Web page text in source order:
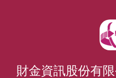
財金資訊股份有